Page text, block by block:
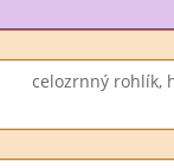
celozrnný rohlík,